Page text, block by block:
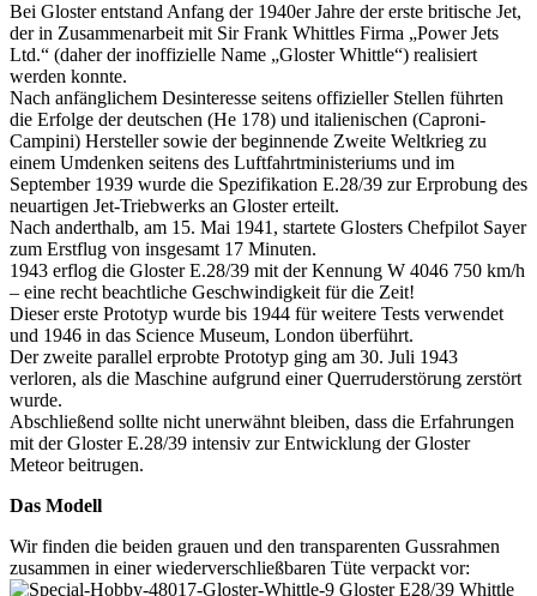
Bei Gloster entstand Anfang der 1940er Jahre der erste britische Jet,
der in Zusammenarbeit mit Sir Frank Whittles Firma „Power Jets
Ltd.“ (daher der inoffizielle Name „Gloster Whittle“) realisiert
werden konnte.
Nach anfänglichem Desinteresse seitens offizieller Stellen führten
die Erfolge der deutschen (He 178) und italienischen (Caproni-
Campini) Hersteller sowie der beginnende Zweite Weltkrieg zu
einem Umdenken seitens des Luftfahrtministeriums und im
September 1939 wurde die Spezifikation E.28/39 zur Erprobung des
neuartigen Jet-Triebwerks an Gloster erteilt.
Nach anderthalb, am 15. Mai 1941, startete Glosters Chefpilot Sayer
zum Erstflug von insgesamt 17 Minuten.
1943 erflog die Gloster E.28/39 mit der Kennung W 4046 750 km/h
– eine recht beachtliche Geschwindigkeit für die Zeit!
Dieser erste Prototyp wurde bis 1944 für weitere Tests verwendet
und 1946 in das Science Museum, London überführt.
Der zweite parallel erprobte Prototyp ging am 30. Juli 1943
verloren, als die Maschine aufgrund einer Querruderstörung zerstört
wurde.
Abschließend sollte nicht unerwähnt bleiben, dass die Erfahrungen
mit der Gloster E.28/39 intensiv zur Entwicklung der Gloster
Meteor beitrugen.
Das Modell
Wir finden die beiden grauen und den transparenten Gussrahmen
zusammen in einer wiederverschließbaren Tüte verpackt vor: